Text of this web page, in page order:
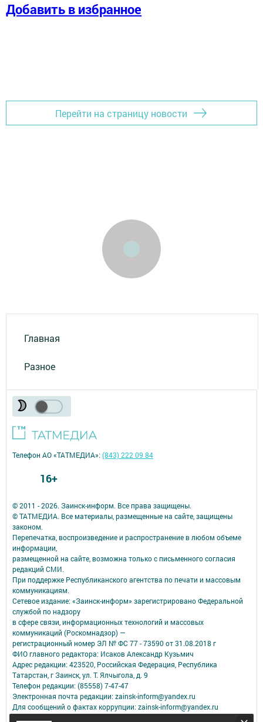
Добавить в избранное
Перейти на страницу новости
Главная
Разное
© 2011 - 2026. Заинск-информ. Все права защищены.
© ТАТМЕДИА. Все материалы, размещенные на сайте, защищены
законом.
Перепечатка, воспроизведение и распространение в любом объеме
информации,
размещенной на сайте, возможна только с письменного согласия
редакций СМИ.
При поддержке Республиканского агентства по печати и массовым
коммуникациям.
Сетевое издание: «Заинск-информ» зарегистрировано Федеральной
службой по надзору
в сфере связи, информационных технологий и массовых
коммуникаций (Роскомнадзор) —
регистрационный номер ЭЛ № ФС 77 - 73590 от 31.08.2018 г
ФИО главного редактора: Исаков Александр Кузьмич
Адрес редакции: 423520, Российская Федерация, Республика
Татарстан, г Заинск, ул. Т. Ялчыгола, д. 9
Телефон редакции: (85558) 7-47-47
Электронная почта редакции: zainsk-inform@yandex.ru
Для сообщений о фактах коррупции: zainsk-inform@yandex.ru
Телефон АО «ТАТМЕДИА»:(843) 222 09 84
16+